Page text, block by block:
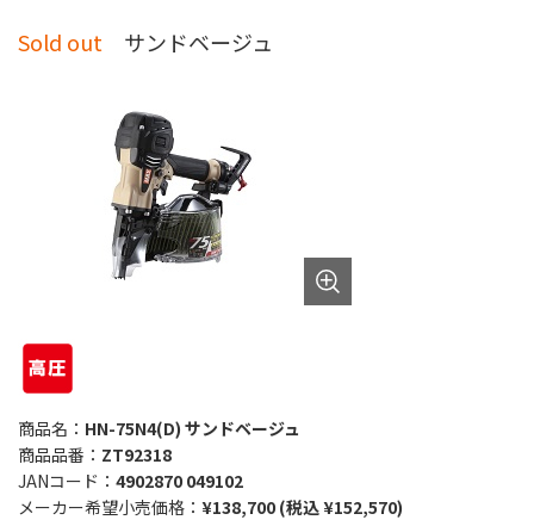
Sold out サンドベージュ
商品名： HN-75N4(D) サンドベージュ
商品品番： ZT92318
JANコード： 4902870 049102
メーカー希望小売価格： ¥138,700 (税込 ¥152,570)